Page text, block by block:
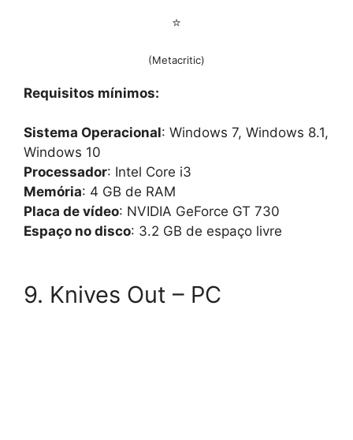
⭐
(Metacritic)
Requisitos mínimos:
Sistema Operacional: Windows 7, Windows 8.1,
Windows 10
Processador: Intel Core i3
Memória: 4 GB de RAM
Placa de vídeo: NVIDIA GeForce GT 730
Espaço no disco: 3.2 GB de espaço livre
9. Knives Out – PC